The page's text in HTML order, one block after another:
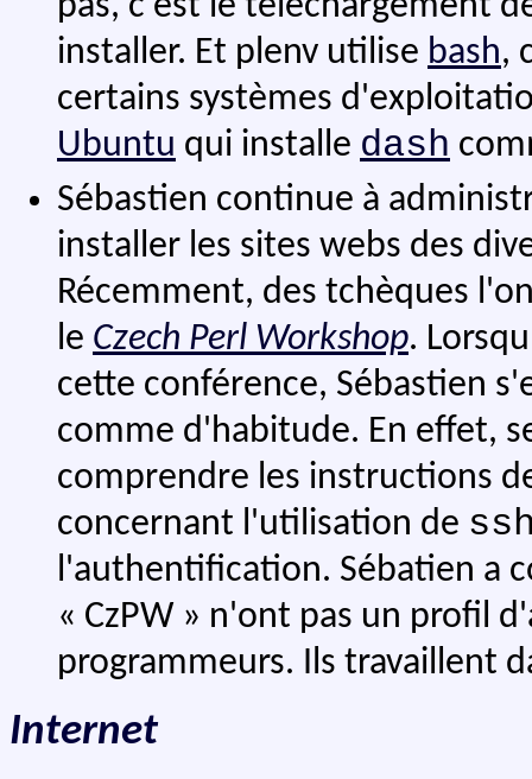
pas, c'est le téléchargement
installer. Et plenv utilise bash,
certains systèmes
Ubuntu qui installe dash
Sébastien continue à
installer les sites webs des
Récemment, des tchèques
le Czech Perl Workshop.
cette conférence, Sébastien
comme d'habitude. En effet,
comprendre les instructions
concernant l'utilisation de
l'authentification. Sébatien a
« CzPW » n'ont pas un profil
programmeurs. Ils travaillent
Internet